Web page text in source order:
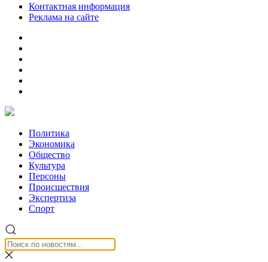
Контактная информация
Реклама на сайте
Политика
Экономика
Общество
Культура
Персоны
Происшествия
Экспертиза
Спорт